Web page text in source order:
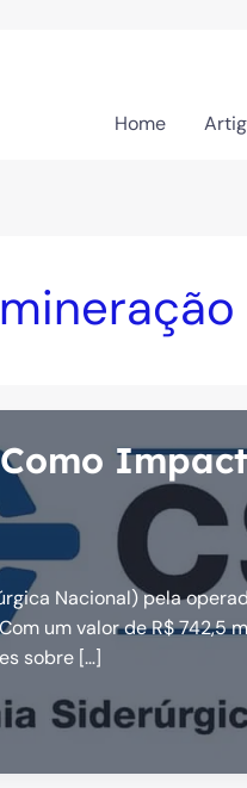
Home
Nacional) pela
um valor de R$ 742,5
sobre […]